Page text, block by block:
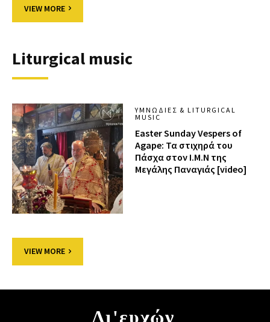
VIEW MORE
Liturgical music
ΥΜΝΩΔΊΕΣ & LITURGICAL
MUSIC
Easter Sunday Vespers of
Agape: Τα στιχηρά του
Πάσχα στον Ι.Μ.Ν της
Μεγάλης Παναγιάς [video]
VIEW MORE
Δι'ευχών